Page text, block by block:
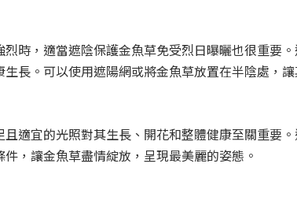
時，適當遮陰保護金魚草免受烈日曝曬也很重要
長。可以使用遮陽網或將金魚草放置在半陰處，
適宜的光照對其生長、開花和整體健康至關重要
，讓金魚草盡情綻放，呈現最美麗的姿態。